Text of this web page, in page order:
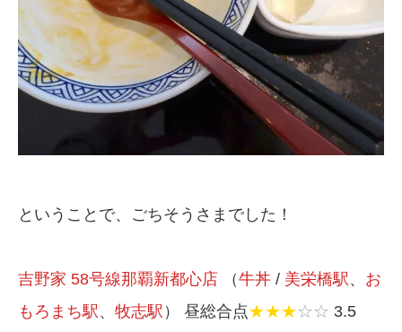
ということで、ごちそうさまでした！
吉野家 58号線那覇新都心店 （牛丼 / 美栄橋駅、 お
もろまち駅、 牧志駅 ） 昼総合点★★★☆☆ 3.5